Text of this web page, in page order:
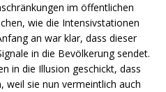
im öffentlichen
wie die Intensivstationen
an war klar, dass dieser
in die Bevölkerung sendet.
in die Illusion geschickt, dass
weil sie nun vermeintlich auch